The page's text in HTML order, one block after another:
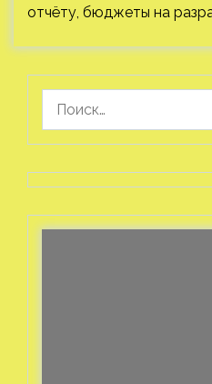
отчёту, бюджеты на